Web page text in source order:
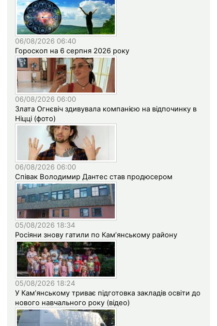
06/08/2026 06:40
Гороскоп на 6 серпня 2026 року
06/08/2026 06:00
Злата Огнєвіч здивувала компанією на відпочинку в
Ніцці (фото)
06/08/2026 06:00
Співак Володимир Дантес став продюсером
05/08/2026 18:34
Росіяни знову гатили по Кам’янському району
05/08/2026 18:24
У Кам’янському триває підготовка закладів освіти до
нового навчального року (відео)